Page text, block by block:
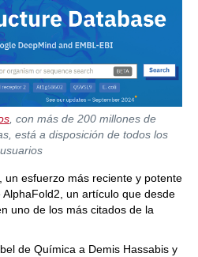
, con más de 200 millones de
está a disposición de todos los
usuarios
un esfuerzo más reciente y potente
un artículo que desde
uno de los más citados de la
de Química a Demis Hassabis y